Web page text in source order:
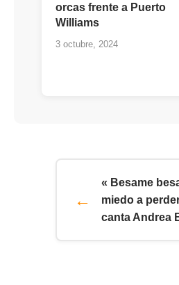
orcas frente a Puerto
Williams
3 octubre, 2024
« Besame
miedo a
canta Andrea